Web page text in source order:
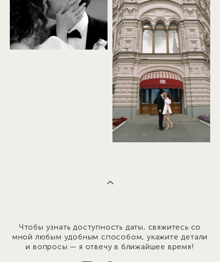
Чтобы узнать доступность даты, свяжитесь со
мной любым удобным способом, укажите детали
и вопросы — я отвечу в ближайшее время!